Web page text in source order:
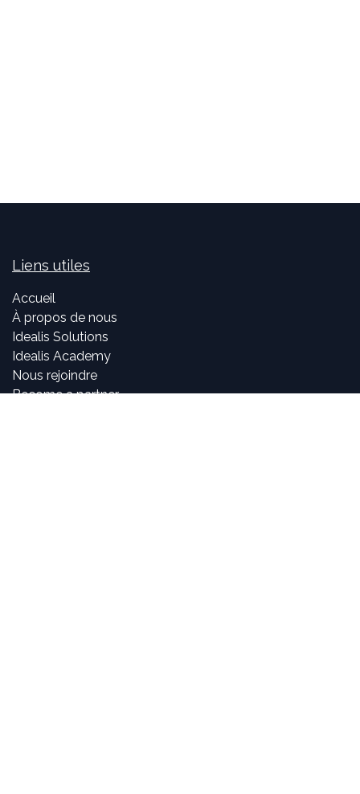
Liens utiles
Accueil
À propos de nous
Idealis Solutions
Idealis Academy
Nous rejoindre
Become a partner